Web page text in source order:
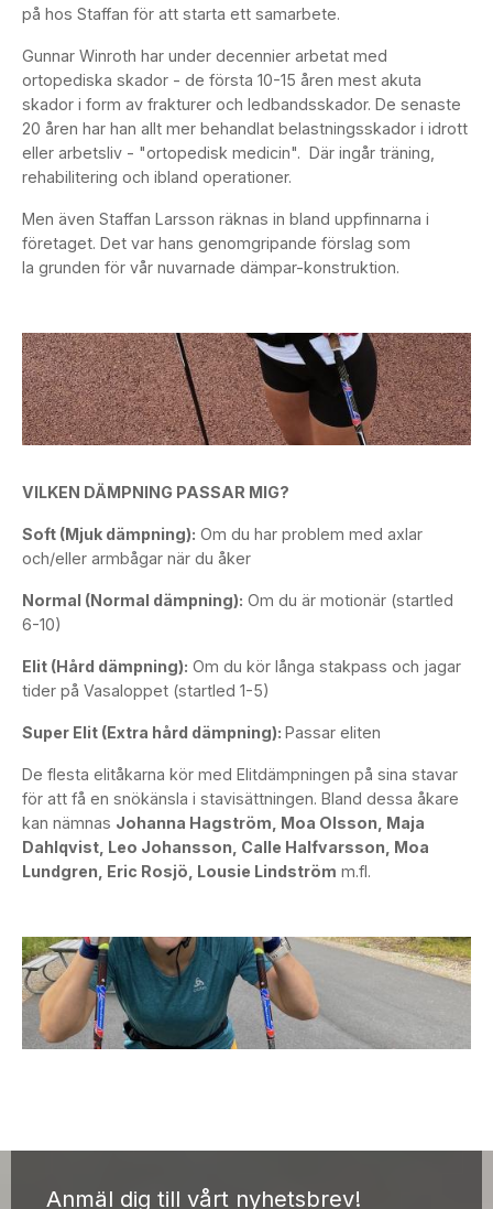
på hos Staffan för att starta ett samarbete.
Gunnar Winroth har under decennier arbetat med
ortopediska skador - de första 10-15 åren mest akuta
skador i form av frakturer och ledbandsskador. De senaste
20 åren har han allt mer behandlat belastningsskador i idrott
eller arbetsliv - "ortopedisk medicin". Där ingår träning,
rehabilitering och ibland operationer.
Men även Staffan Larsson räknas in bland uppfinnarna i
företaget. Det var hans genomgripande förslag som
la grunden för vår nuvarnade dämpar-konstruktion.
VILKEN DÄMPNING PASSAR MIG?
Soft (Mjuk dämpning): Om du har problem med axlar
och/eller armbågar när du åker
Normal (Normal dämpning): Om du är motionär (startled
6-10)
Elit (Hård dämpning): Om du kör långa stakpass och jagar
tider på Vasaloppet (startled 1-5)
Super Elit (Extra hård dämpning): Passar eliten
De flesta elitåkarna kör med Elitdämpningen på sina stavar
för att få en snökänsla i stavisättningen. Bland dessa åkare
kan nämnas Johanna Hagström, Moa Olsson, Maja
Dahlqvist, Leo Johansson, Calle Halfvarsson, Moa
Lundgren, Eric Rosjö, Lousie Lindström m.fl.
Anmäl dig till vårt nyhetsbrev!